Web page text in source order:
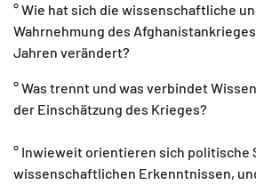
° Wie hat sich die wissenschaftliche
Wahrnehmung des
Jahren verändert?
° Was trennt und was verbindet
der Einschätzung des Krieges?
° Inwieweit orientieren sich politische
wissenschaftlichen Erkenntnissen,